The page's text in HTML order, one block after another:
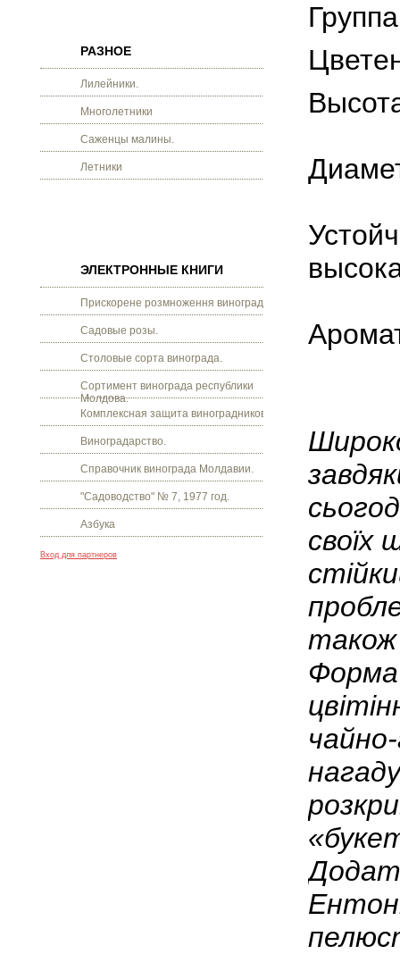
РАЗНОЕ
Лилейники.
Многолетники
Саженцы малины.
Летники
ЭЛЕКТРОННЫЕ КНИГИ
Прискорене розмноження винограду.
Садовые розы.
Столовые сорта винограда.
Сортимент винограда республики
Молдова.
Комплексная защита виноградников.
Виноградарство.
Справочник винограда Молдавии.
"Садоводство" № 7, 1977 год.
Азбука
Вход для партнеров
своїх
також
Форма